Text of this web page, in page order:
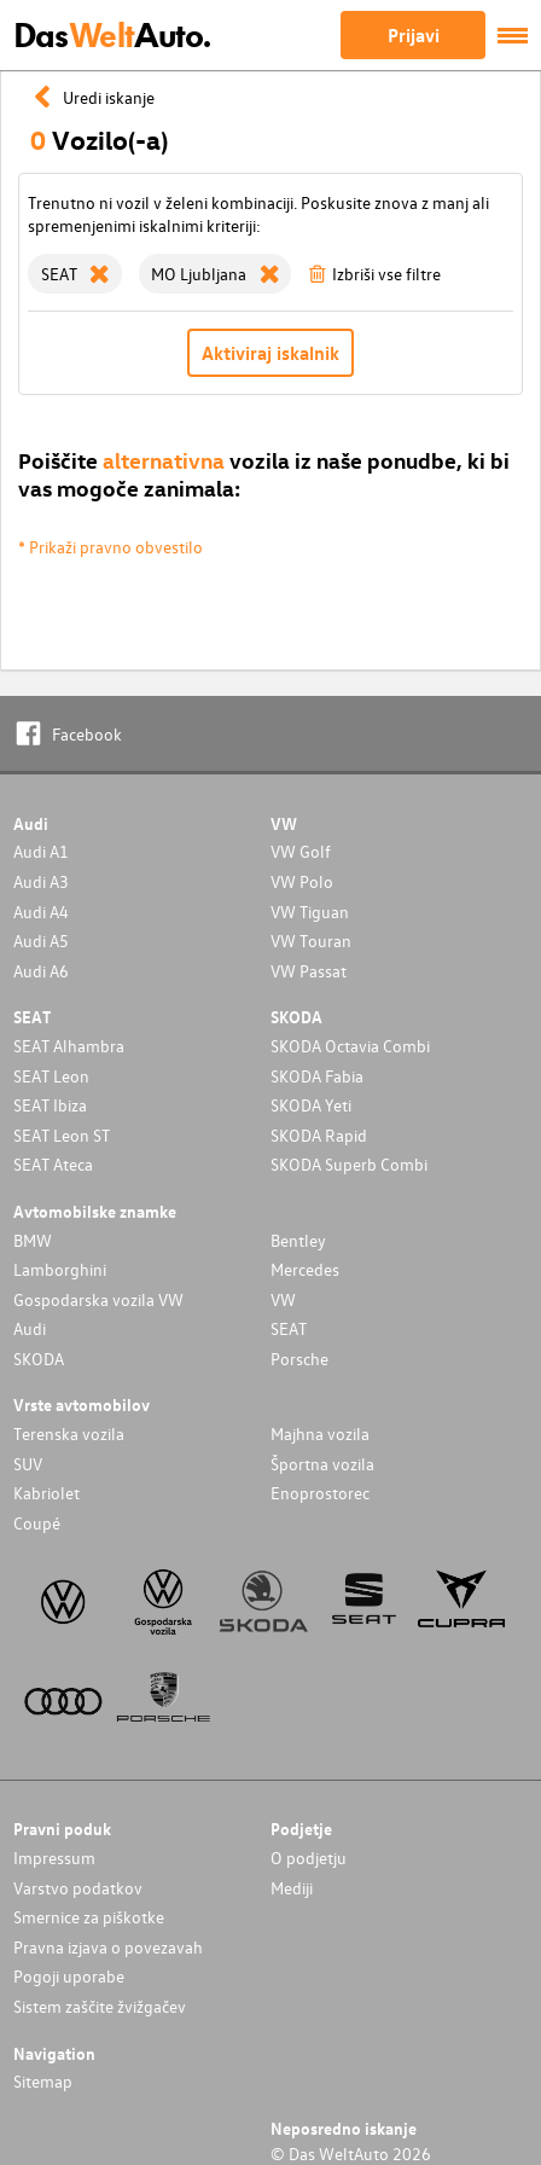
DasWeltAuto. Prijavi
Uredi iskanje
0Vozilo(-a)
Trenutno ni vozil v želeni kombinaciji. Poskusite znova z manj ali
spremenjenimi iskalnimi kriteriji:
SEAT MO Ljubljana Izbriši vse filtre
Aktiviraj iskalnik
Poiščite alternativnavozila iz naše ponudbe, ki bi
vas mogoče zanimala:
* Prikaži pravno obvestilo
Facebook
Audi
Audi A1
Audi A3
Audi A4
Audi A5
Audi A6
VW
VW Golf
VW Polo
VW Tiguan
VW Touran
VW Passat
SEAT
SEAT Alhambra
SEAT Leon
SEAT Ibiza
SEAT Leon ST
SEAT Ateca
SKODA
SKODA Octavia Combi
SKODA Fabia
SKODA Yeti
SKODA Rapid
SKODA Superb Combi
Avtomobilske znamke
BMW
Bentley
Lamborghini
Mercedes
Gospodarska vozila VW
VW
Audi
SEAT
SKODA
Porsche
Vrste avtomobilov
Terenska vozila
Majhna vozila
SUV
Športna vozila
Kabriolet
Enoprostorec
Coupé
Pravni poduk
Impressum
Varstvo podatkov
Smernice za piškotke
Pravna izjava o povezavah
Pogoji uporabe
Sistem zaščite žvižgačev
Podjetje
O podjetju
Mediji
Navigation
Sitemap
Neposredno iskanje
© Das WeltAuto 2026